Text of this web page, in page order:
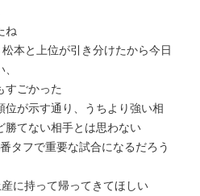
ね
本と上位が引き分けたから今日
すごかった
位が示す通り、うちより強い相
勝てない相手とは思わない
タフで重要な試合になるだろう
に持って帰ってきてほしい